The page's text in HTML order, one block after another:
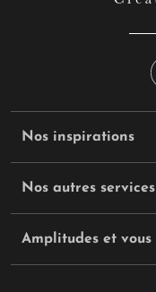
Nos inspirations
Nos autres services
Amplitudes et vous